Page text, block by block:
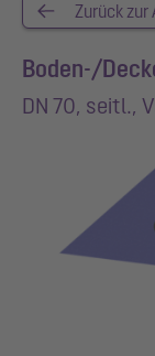
Zurück
Boden-/
DN 70, seitl.,